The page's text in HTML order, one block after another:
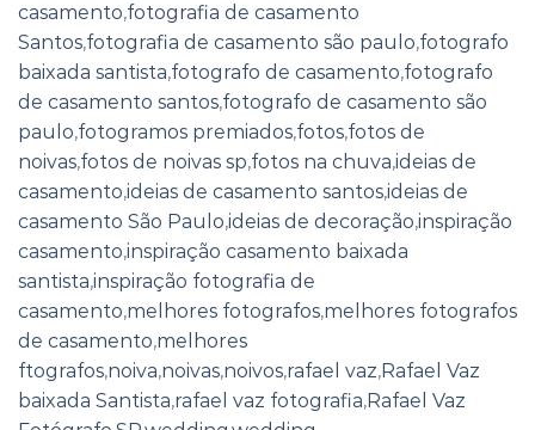
casamento,fotografia de casamento
Santos,fotografia de casamento são paulo,fotografo
baixada santista,fotografo de casamento,fotografo
de casamento santos,fotografo de casamento são
paulo,fotogramos premiados,fotos,fotos de
noivas,fotos de noivas sp,fotos na chuva,ideias de
casamento,ideias de casamento santos,ideias de
casamento São Paulo,ideias de decoração,inspiração
casamento,inspiração casamento baixada
santista,inspiração fotografia de
casamento,melhores fotografos,melhores fotografos
de casamento,melhores
ftografos,noiva,noivas,noivos,rafael vaz,Rafael Vaz
baixada Santista,rafael vaz fotografia,Rafael Vaz